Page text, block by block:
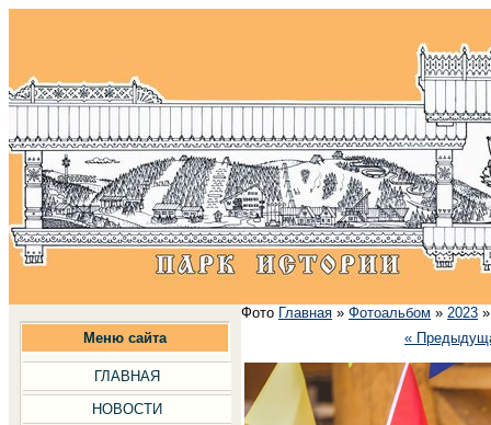
Меню сайта
ГЛАВНАЯ
НОВОСТИ
Фото Главная »Фотоальбом »2023
«